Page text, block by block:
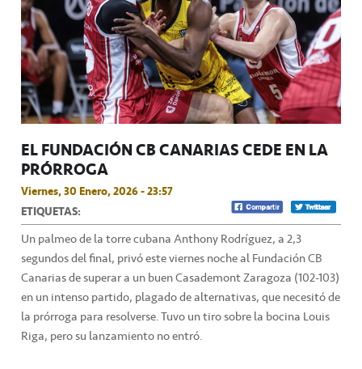
EL FUNDACIÓN CB CANARIAS CEDE EN LA
PRÓRROGA
Viernes, 30 Enero, 2026 - 23:57
ETIQUETAS:
Un palmeo de la torre cubana Anthony Rodríguez, a 2,3
segundos del final, privó este viernes noche al Fundación CB
Canarias de superar a un buen Casademont Zaragoza (102-103)
en un intenso partido, plagado de alternativas, que necesitó de
la prórroga para resolverse. Tuvo un tiro sobre la bocina Louis
Riga, pero su lanzamiento no entró.